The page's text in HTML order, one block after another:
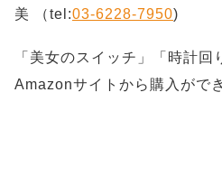
美 （tel:03-6228-7950)
「美女のスイッチ」「時計回
Amazonサイトから購入がで